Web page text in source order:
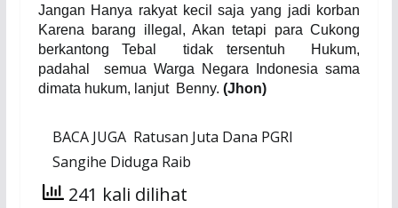
Jangan Hanya rakyat kecil saja yang jadi korban
Karena barang illegal, Akan tetapi para Cukong
berkantong Tebal
tidak tersentuh
Hukum,
padahal
semua Warga Negara Indonesia sama
dimata hukum, lanjut
Benny. (Jhon)
BACA JUGA Ratusan Juta Dana PGRI
Sangihe Diduga Raib
241 kali dilihat